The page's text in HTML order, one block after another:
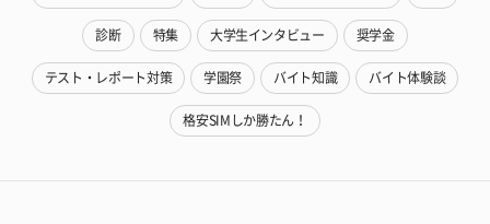
診断 特集 大学生インタビュー 奨学金
テスト・レポート対策 学園祭 バイト知識 バイト体験談
格安SIMしか勝たん！